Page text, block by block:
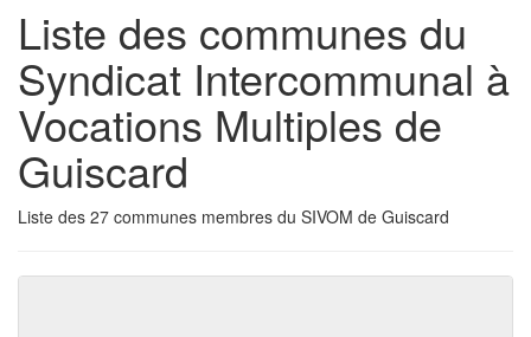
Liste des communes du
Syndicat Intercommunal à
Vocations Multiples de
Guiscard
Liste des 27 communes membres du SIVOM de Guiscard